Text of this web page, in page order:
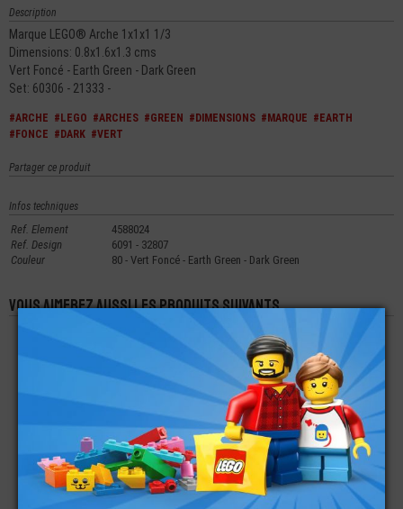
Description
Marque LEGO® Arche 1x1x1 1/3
Dimensions: 0.8x1.6x1.3 cms
Vert Foncé - Earth Green - Dark Green
Set: 60306 - 21333 -
#ARCHE #LEGO #ARCHES #GREEN #DIMENSIONS #MARQUE #EARTH
#FONCE #DARK #VERT
Partager ce produit
Infos techniques
Ref. Element
4588024
Ref. Design
6091 - 32807
Couleur
80 - Vert Foncé - Earth Green - Dark Green
Vous aimerez aussi les produits suivants
LEGO® ARCHE 1X6X2
1,49€
LEGO® ARCHE 1X4X2
0,29€
LEGO® BRIQUE
ARCHE 4X1X1X1/3
0,30
LEGO® ARCHE 1X6
LEGO® ARCHE
LEGO® PORTE -